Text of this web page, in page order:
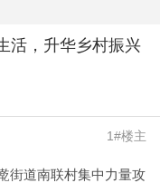
活，升华乡村振兴
1#楼主
道南联村集中力量攻